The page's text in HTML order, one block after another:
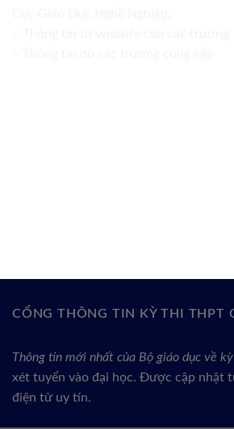
CỔNG THÔNG TIN KỲ THI THPT
Thông tin mới nhất của Bộ giáo dục về
xét tuyển vào đại học. Được cập nhật
điện tử uy tín.